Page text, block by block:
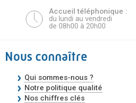
Accueil téléphonique :
du lundi au vendredi
de 08h00 à 20h00
Nous connaître
Qui sommes-nous ?
Notre politique qualité
Nos chiffres clés